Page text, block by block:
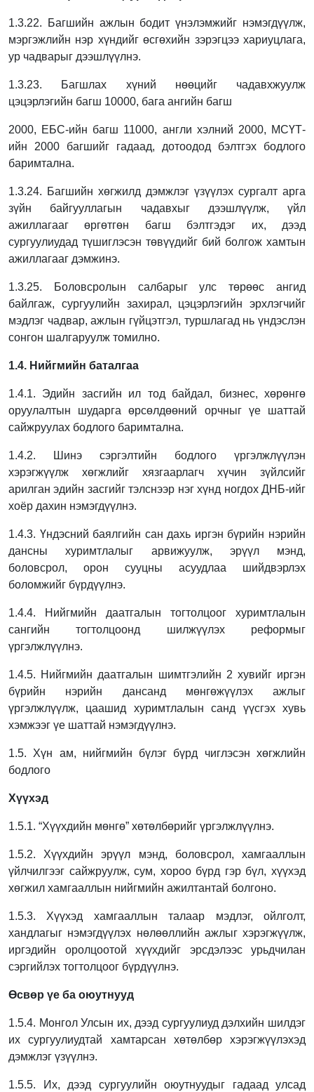
1.3.22. Багшийн ажлын бодит үнэлэмжийг нэмэгдүүлж,
мэргэжлийн нэр хүндийг өсгөхийн зэрэгцээ хариуцлага,
ур чадварыг дээшлүүлнэ.
1.3.23. Багшлах хүний нөөцийг чадавхжуулж
цэцэрлэгийн багш 10000, бага ангийн багш
2000, ЕБС-ийн багш 11000, англи хэлний 2000, МСҮТ-
ийн 2000 багшийг гадаад, дотоодод бэлтгэх бодлого
баримтална.
1.3.24. Багшийн хөгжилд дэмжлэг үзүүлэх сургалт арга
зүйн байгууллагын чадавхыг дээшлүүлж, үйл
ажиллагааг өргөтгөн багш бэлтгэдэг их, дээд
сургуулиудад түшиглэсэн төвүүдийг бий болгож хамтын
ажиллагааг дэмжинэ.
1.3.25. Боловсролын салбарыг улс төрөөс ангид
байлгаж, сургуулийн захирал, цэцэрлэгийн эрхлэгчийг
мэдлэг чадвар, ажлын гүйцэтгэл, туршлагад нь үндэслэн
сонгон шалгаруулж томилно.
1.4. Нийгмийн баталгаа
1.4.1. Эдийн засгийн ил тод байдал, бизнес, хөрөнгө
оруулалтын шударга өрсөлдөөний орчныг үе шаттай
сайжруулах бодлого баримтална.
1.4.2. Шинэ сэргэлтийн бодлого үргэлжлүүлэн
хэрэгжүүлж хөгжлийг хязгаарлагч хүчин зүйлсийг
арилган эдийн засгийг тэлснээр нэг хүнд ногдох ДНБ-ийг
хоёр дахин нэмэгдүүлнэ.
1.4.3. Үндэсний баялгийн сан дахь иргэн бүрийн нэрийн
дансны хуримтлалыг арвижуулж, эрүүл мэнд,
боловсрол, орон сууцны асуудлаа шийдвэрлэх
боломжийг бүрдүүлнэ.
1.4.4. Нийгмийн даатгалын тогтолцоог хуримтлалын
сангийн тогтолцоонд шилжүүлэх реформыг
үргэлжлүүлнэ.
1.4.5. Нийгмийн даатгалын шимтгэлийн 2 хувийг иргэн
бүрийн нэрийн дансанд мөнгөжүүлэх ажлыг
үргэлжлүүлж, цаашид хуримтлалын санд үүсгэх хувь
хэмжээг үе шаттай нэмэгдүүлнэ.
1.5. Хүн ам, нийгмийн бүлэг бүрд чиглэсэн хөгжлийн
бодлого
Хүүхэд
1.5.1. “Хүүхдийн мөнгө” хөтөлбөрийг үргэлжлүүлнэ.
1.5.2. Хүүхдийн эрүүл мэнд, боловсрол, хамгааллын
үйлчилгээг сайжруулж, сум, хороо бүрд гэр бүл, хүүхэд
хөгжил хамгааллын нийгмийн ажилтантай болгоно.
1.5.3. Хүүхэд хамгааллын талаар мэдлэг, ойлголт,
хандлагыг нэмэгдүүлэх нөлөөллийн ажлыг хэрэгжүүлж,
иргэдийн оролцоотой хүүхдийг эрсдэлээс урьдчилан
сэргийлэх тогтолцоог бүрдүүлнэ.
Өсвөр үе ба оюутнууд
1.5.4. Монгол Улсын их, дээд сургуулиуд дэлхийн шилдэг
их сургуулиудтай хамтарсан хөтөлбөр хэрэгжүүлэхэд
дэмжлэг үзүүлнэ.
1.5.5. Их, дээд сургуулийн оюутнуудыг гадаад улсад